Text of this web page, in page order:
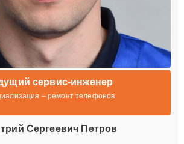
сервис-инженер
– ремонт телефонов
Сергеевич Петров